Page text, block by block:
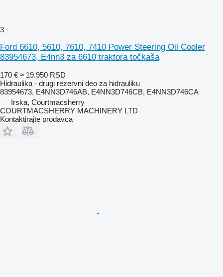
3
Ford 6610, 5610, 7610, 7410 Power Steering Oil Cooler
83954673, E4nn3 za 6610 traktora točkaša
170 € ≈ 19.950 RSD
Hidraulika - drugi rezervni deo za hidrauliku
83954673, E4NN3D746AB, E4NN3D746CB, E4NN3D746CA
Irska, Courtmacsherry
COURTMACSHERRY MACHINERY LTD
Kontaktirajte prodavca